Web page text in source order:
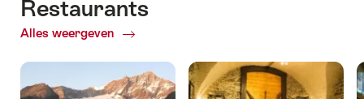
-
26.09.2026
met
3
03.09.2026
Restaurants
Alles weergeven
of